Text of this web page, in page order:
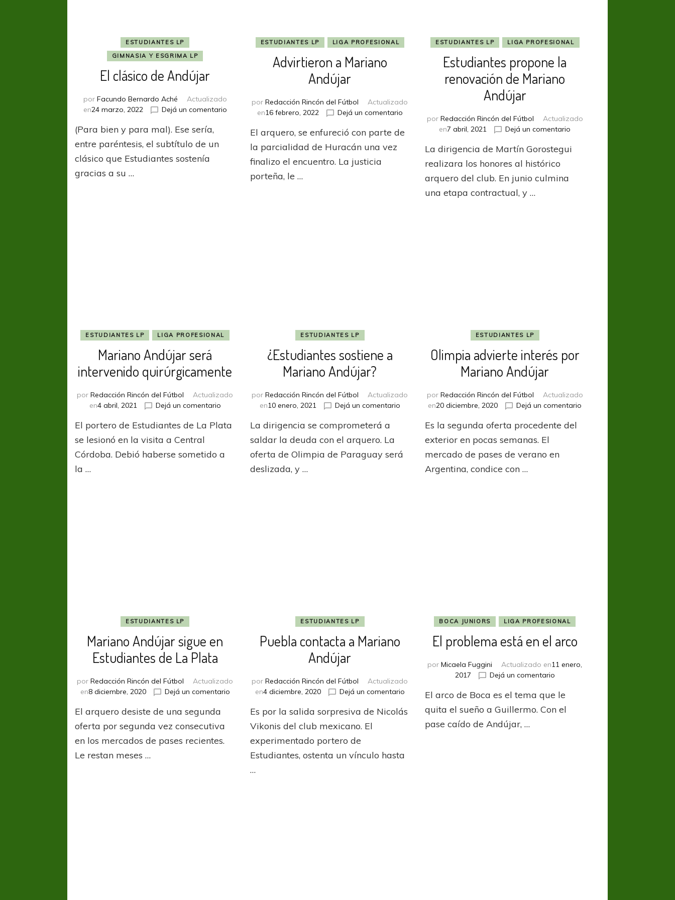
ESTUDIANTES LP
GIMNASIA Y ESGRIMA LP
El clásico de Andújar
por Facundo Bernardo Aché
Actualizado
en24 marzo, 2022 Dejá un comentarioen
Andújar
(Para bien y para mal). Ese sería,
entre paréntesis, el subtítulo de un
clásico que Estudiantes sostenía
gracias a su …
ESTUDIANTES LP LIGA PROFESIONAL
Advirtieron a Mariano
Andújar
porRedacción Rincón del Fútbol
Actualizado
en16 febrero, 2022 Dejá un comentarioen
Advirtieron
a
Andújar
El arquero, se enfureció con parte de
la parcialidad de Huracán una vez
finalizo el encuentro. La justicia
porteña, le …
ESTUDIANTES LP LIGA PROFESIONAL
Estudiantes propone la
renovación de Mariano
Andújar
por Redacción Rincón del Fútbol
Actualizado
en7 abril, 2021 Dejá un comentario
propone
La dirigencia de Martín Gorostegui
realizara los honores al histórico
arquero del club. En junio culmina
una etapa contractual, y …
ESTUDIANTES LP LIGA PROFESIONAL
Mariano Andújar será
intervenido quirúrgicamente
porRedacción Rincón del Fútbol
Actualizado
en4 abril, 2021 Dejá un comentarioen
Andújar
quirúrgicamente
El portero de Estudiantes de La Plata
se lesionó en la visita a Central
Córdoba. Debió haberse sometido a
la …
ESTUDIANTES LP
¿Estudiantes sostiene a
Mariano Andújar?
porRedacción Rincón del Fútbol
Actualizado
en10 enero, 2021 Dejá un comentarioen
sostiene
Andújar?
La dirigencia se comprometerá a
saldar la deuda con el arquero. La
oferta de Olimpia de Paraguay será
deslizada, y …
ESTUDIANTES LP
Olimpia advierte interés por
Mariano Andújar
por Redacción Rincón del Fútbol
Actualizado
en20 diciembre, 2020 Dejá un comentario
Es la segunda oferta procedente del
exterior en pocas semanas. El
mercado de pases de verano en
Argentina, condice con …
ESTUDIANTES LP
Mariano Andújar sigue en
Estudiantes de La Plata
porRedacción Rincón del Fútbol
Actualizado
en8 diciembre, 2020 Dejá un comentarioen
Andújar
Estudiantes
El arquero desiste de una segunda
oferta por segunda vez consecutiva
en los mercados de pases recientes.
Le restan meses …
ESTUDIANTES LP
Puebla contacta a Mariano
Andújar
porRedacción Rincón del Fútbol
Actualizado
en4 diciembre, 2020 Dejá un comentarioen
contacta
Es por la salida sorpresiva de Nicolás
Vikonis del club mexicano. El
experimentado portero de
Estudiantes, ostenta un vínculo hasta
…
BOCA JUNIORS LIGA PROFESIONAL
El problema está en el arco
porMicaela Fuggini Actualizado en11 enero,
2017
Dejá un comentarioen
problema
está
El arco de Boca es el tema que le
quita el sueño a Guillermo. Con el
pase caído de Andújar, …